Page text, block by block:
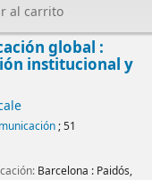
al carrito
global :
institucional y
; 51
Barcelona : Paidós,